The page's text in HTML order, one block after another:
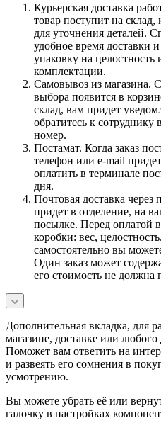
Курьерская доставка
товар поступит на склад,
для уточнения деталей.
удобное время доставки
упаковку на целостность
комплектации.
Самовывоз из магазина.
выбора появится в
склад, вам придет
обратитесь к сотруднику
номер.
Постамат. Когда заказ
телефон или e-mail
оплатить в терминале
дня.
Почтовая доставка через
придет в отделение, на
посылке. Перед оплатой
коробки: вес,
самостоятельно вы
Один заказ может
его стоимость не должна
Дополнительная вкладка, для
магазине, доставке или
Поможет вам ответить на
и развеять его сомнения в
усмотрению.
Вы можете убрать её или
галочку в настройках